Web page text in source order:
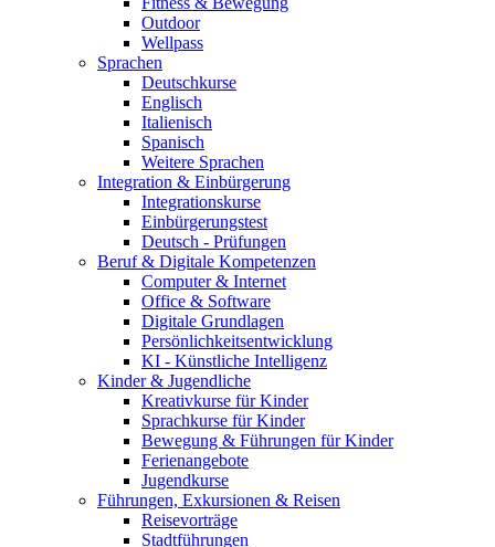
Outdoor
Wellpass
Sprachen
Deutschkurse
Englisch
Italienisch
Spanisch
Weitere Sprachen
Integration & Einbürgerung
Integrationskurse
Einbürgerungstest
Deutsch - Prüfungen
Beruf & Digitale Kompetenzen
Computer & Internet
Office & Software
Digitale Grundlagen
Persönlichkeitsentwicklung
KI - Künstliche Intelligenz
Kinder & Jugendliche
Kreativkurse für Kinder
Sprachkurse für Kinder
Bewegung & Führungen für Kinder
Ferienangebote
Jugendkurse
Führungen, Exkursionen & Reisen
Reisevorträge
Stadtführungen